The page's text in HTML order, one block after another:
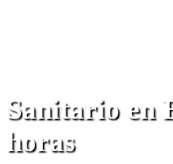
Sanitario en
horas